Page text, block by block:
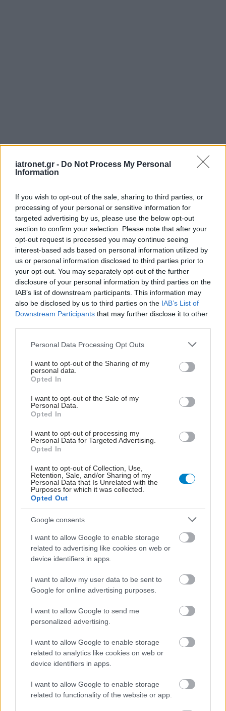
iatronet.gr - Do Not Process My Personal
Information
If you wish to opt-out of the sale, sharing to third parties, or
processing of your personal or sensitive information for
targeted advertising by us, please use the below opt-out
section to confirm your selection. Please note that after your
opt-out request is processed you may continue seeing
interest-based ads based on personal information utilized by
us or personal information disclosed to third parties prior to
your opt-out. You may separately opt-out of the further
disclosure of your personal information by third parties on the
IAB’s list of downstream participants. This information may
also be disclosed by us to third parties on the IAB’s List of
Downstream Participants that may further disclose it to other
Please note that this website/app uses one or more Google
not limited to your visit or usage behaviour. You may click to
grant or deny consent to Google and its third-party tags to
use your data for below specified purposes in below Google
consent section.
Personal Data Processing Opt Outs
I want to opt-out of the Sharing of my
personal data.
Opted In
I want to opt-out of the Sale of my
Personal Data.
Opted In
I want to opt-out of processing my
Personal Data for Targeted Advertising.
Opted In
I want to opt-out of Collection, Use,
Retention, Sale, and/or Sharing of my
Personal Data that Is Unrelated with the
Purposes for which it was collected.
Opted Out
Google consents
I want to allow Google to enable storage
related to advertising like cookies on web or
device identifiers in apps.
I want to allow my user data to be sent to
Google for online advertising purposes.
I want to allow Google to send me
personalized advertising.
I want to allow Google to enable storage
related to analytics like cookies on web or
device identifiers in apps.
I want to allow Google to enable storage
related to functionality of the website or app.
ΜΠΕΙΤΕ ΣΤΗ ΣΥΖΗΤΗΣΗ
Loading...
Προσθήκη Σχολίου
ΣΗΜΕΡΑ ΣΤΟ IATRONET.GR